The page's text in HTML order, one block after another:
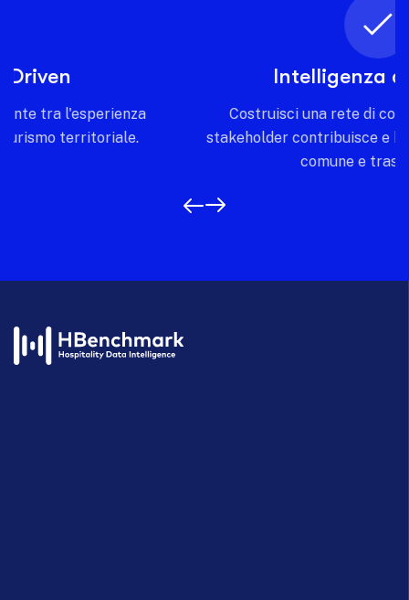
Intelligenza condivisa
Costruisci una rete di conoscenza dove ogni
stakeholder contribuisce e beneficia di una visione